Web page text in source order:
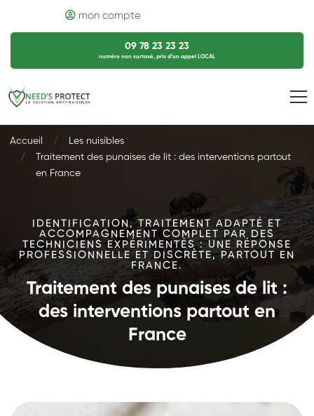
mon compte
09 78 23 23 23
numéro non surtaxé, prix d’un appel LOCAL
Accueil
Les nuisibles
Traitement des punaises de lit : des interventions partout
en France
IDENTIFICATION, TRAITEMENT ADAPTÉ ET
ACCOMPAGNEMENT COMPLET PAR DES
TECHNICIENS EXPÉRIMENTÉS : UNE RÉPONSE
PROFESSIONNELLE ET DISCRÈTE, PARTOUT EN
FRANCE.
Traitement des punaises de lit :
des interventions partout en
France